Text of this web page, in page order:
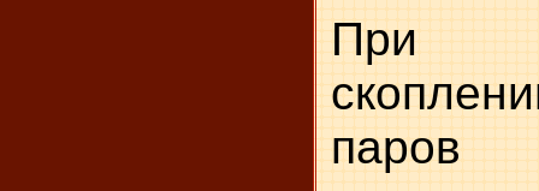
При
паров